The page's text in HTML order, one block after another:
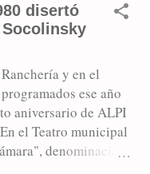
disertó
y en el
ese año
aniversario de ALPI
el Teatro municipal
denominación